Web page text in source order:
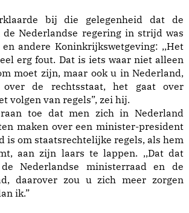
bij die gelegenheid dat de
de Nederlandse regering in strijd was
andere Koninkrijkswetgeving: ,,Het
erg fout. Dat is iets waar niet alleen
moet zijn, maar ook u in Nederland,
de rechtsstaat, het gaat over
volgen van regels”, zei hij.
toe dat men zich in Nederland
maken over een minister-president
is om staatsrechtelijke regels, als hem
aan zijn laars te lappen. ,,Dat dat
Nederlandse ministerraad en de
daarover zou u zich meer zorgen
ik.”